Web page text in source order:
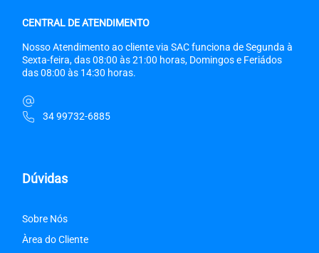
CENTRAL DE ATENDIMENTO
Nosso Atendimento ao cliente via SAC funciona de Segunda à
Sexta-feira, das 08:00 às 21:00 horas, Domingos e Feriádos
das 08:00 às 14:30 horas.
34 99732-6885
Dúvidas
Sobre Nós
Àrea do Cliente